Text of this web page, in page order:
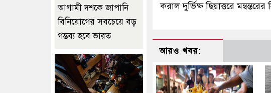
করাল দুর্ভিক্ষ ছিয়াত্তরে
আরও খবর:
আগামী দশকে জাপানি
বিনিয়োগের সবচেয়ে বড়
গন্তব্য হবে ভারত